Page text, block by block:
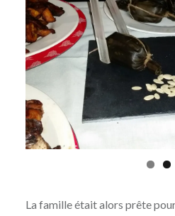
La famille était alors prête